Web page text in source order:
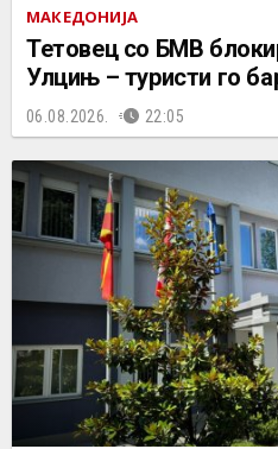
МАКЕДОНИЈА
Тетовец со БМВ
Улцињ – туристи го
06.08.2026. 22:05